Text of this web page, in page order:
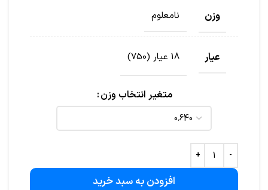
وزن نامعلوم
عیار 18 عیار (750)
متغیر انتخاب وزن
افزودن به سبد خرید